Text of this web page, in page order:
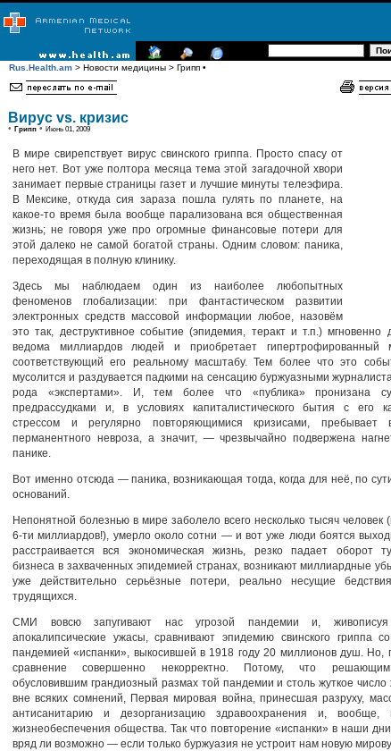
Rus.Health.am > Новости медицины > Грипп •
Вирус vs. кризис
• Грипп• Июнь 01, 2009
В мире свирепствует вирус свинского гриппа. Просто спасу от
него нет. Вот уже полтора месяца тема этой загадочной хвори
занимает первые страницы газет и лучшие минуты телеэфира.
В Мексике, откуда сия зараза пошла гулять по планете, на
какое-то время была вообще парализована вся общественная
жизнь; не говоря уже про огромные финансовые потери для
этой далеко не самой богатой страны. Одним словом: паника,
переходящая в полную клинику.
Здесь мы наблюдаем один из наиболее любопытных
феноменов глобализации: при фантастическом развитии
электронных средств массовой информации любое, назовём
это так, деструктивное событие (эпидемия, теракт и т.п.) мгновенно
ведома миллиардов людей и приобретает гипертрофированный
соответствующий его реальному масштабу. Тем более что это
мусолится и раздувается падкими на сенсацию буржуазными
рода «экспертами». И, тем более что «публика» пронизана
предрассудками и, в условиях капиталистического бытия с его
стрессом и регулярно повторяющимися кризисами, пребывает
перманентного невроза, а значит, — чрезвычайно подвержена
панике.
Вот именно отсюда — паника, возникающая тогда, когда для неё, по
оснований.
Непонятной болезнью в мире заболело всего несколько тысяч человек
6-ти миллиардов!), умерло около сотни — и вот уже люди боятся
расстраивается вся экономическая жизнь, резко падает оборот
бизнеса в захваченных эпидемией странах, возникают миллиардные
уже действительно серьёзные потери, реально несущие
трудящихся.
СМИ вовсю запугивают нас угрозой пандемии и, живописуя
апокалипсические ужасы, сравнивают эпидемию свинского гриппа
пандемией «испанки», выкосившей в 1918 году 20 миллионов душ. Но,
сравнение совершенно некорректно. Потому, что
обусловившим грандиозный размах той пандемии и столь жуткое число
вне всяких сомнений, Первая мировая война, принесшая разруху,
антисанитарию и дезорганизацию здравоохранения и, вообще,
жизнеобеспечения общества. Так что повторение «испанки» в наши
вряд ли возможно — если только буржуазия не устроит нам новую